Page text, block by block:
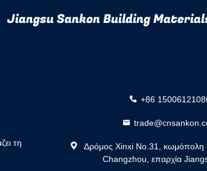
Jiangsu Sankon Building
τη
+86
Δρόμος Xinxi No.31, κωμόπολη
Changzhou, επαρχία